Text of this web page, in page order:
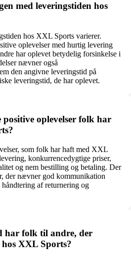
med leveringstiden hos
hos XXL Sports varierer.
oplevelser med hurtig levering
har oplevet betydelig forsinkelse i
nævner også
den angivne leveringstid på
leveringstid, de har oplevet.
oplevelser folk har
som folk har haft med XXL
konkurrencedygtige priser,
og nem bestilling og betaling. Der
der nævner god kommunikation
af returnering og
har folk til andre, der
XXL Sports?